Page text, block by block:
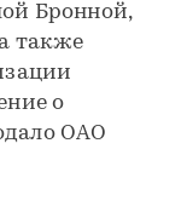
Бронной,
также
о
ОАО